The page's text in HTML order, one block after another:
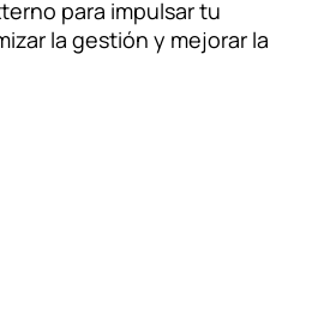
para impulsar tu
la gestión y mejorar la